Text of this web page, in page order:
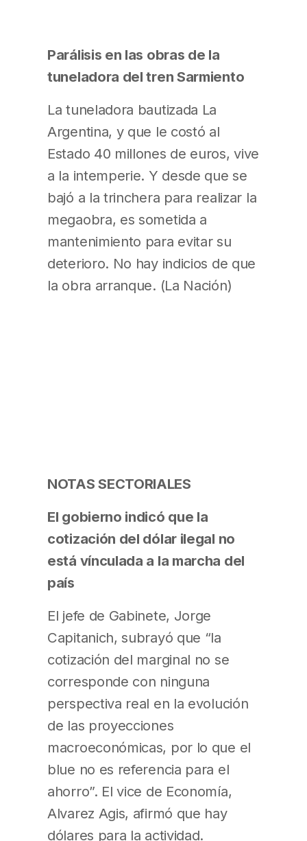
Parálisis en las obras de la
tuneladora del tren Sarmiento
La tuneladora bautizada La
Argentina, y que le costó al
Estado 40 millones de euros, vive
a la intemperie. Y desde que se
bajó a la trinchera para realizar la
megaobra, es sometida a
mantenimiento para evitar su
deterioro. No hay indicios de que
la obra arranque. (La Nación)
NOTAS SECTORIALES
El gobierno indicó que la
cotización del dólar ilegal no
está vínculada a la marcha del
país
El jefe de Gabinete, Jorge
Capitanich, subrayó que “la
cotización del marginal no se
corresponde con ninguna
perspectiva real en la evolución
de las proyecciones
macroeconómicas, por lo que el
blue no es referencia para el
ahorro”. El vice de Economía,
Alvarez Agis, afirmó que hay
dólares para la actividad.